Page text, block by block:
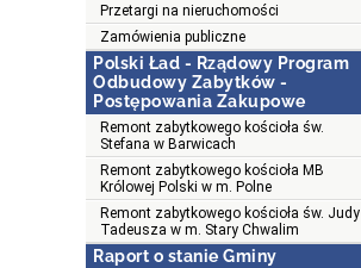
Przetargi na nieruchomości
Zamówienia publiczne
Polski Ład - Rządowy Program
Odbudowy Zabytków -
Postępowania Zakupowe
Remont zabytkowego kościoła św.
Stefana w Barwicach
Remont zabytkowego kościoła MB
Królowej Polski w m. Polne
Remont zabytkowego kościoła św. Judy
Tadeusza w m. Stary Chwalim
Raport o stanie Gminy